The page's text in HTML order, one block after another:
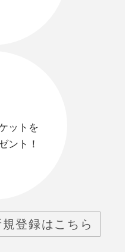
ットを
ント！
規登録はこちら